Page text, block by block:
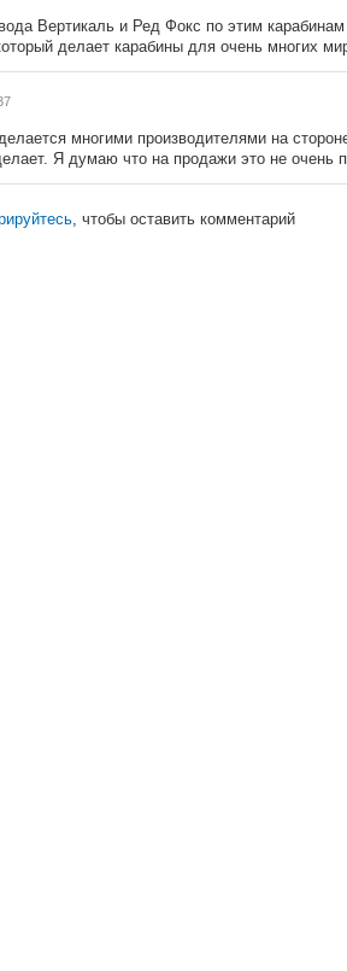
Вертикаль и Ред Фокс по этим
делает карабины для очень многих
многими производителями на
Я думаю что на продажи это не очень
, чтобы оставить комментарий